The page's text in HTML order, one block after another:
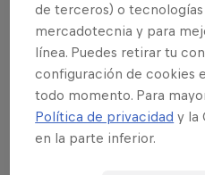
United States
Eventos
de terceros) o
mercadotecnia y para
línea. Puedes retirar tu
configuración de cookies
todo momento. Para
Política de privacidad y la
en la parte inferior.